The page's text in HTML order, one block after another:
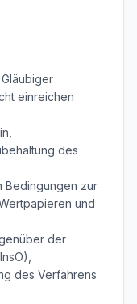
einreichen
des
Bedingungen zur
und
der
des Verfahrens